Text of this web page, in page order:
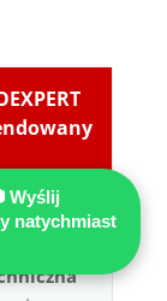
Wyślij
natychmiast